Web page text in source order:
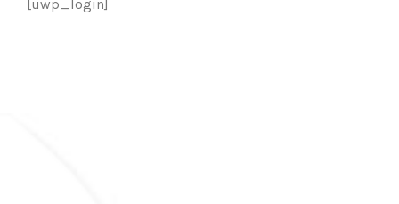
[uwp_login]